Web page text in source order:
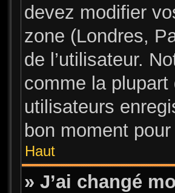
devez modifier
zone (Londres,
de l’utilisateur.
comme la plupart
utilisateurs
bon moment
Haut
» J’ai changé